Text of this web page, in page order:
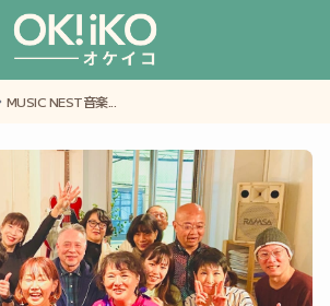
MUSIC NEST音楽...